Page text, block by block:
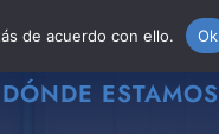
DÓNDE ESTAMOS
de acuerdo con ello. Ok